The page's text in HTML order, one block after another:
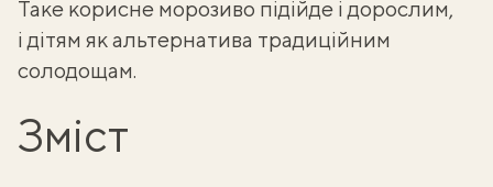
Таке корисне морозиво підійде і дорослим,
і дітям як альтернатива традиційним
солодощам.
Зміст